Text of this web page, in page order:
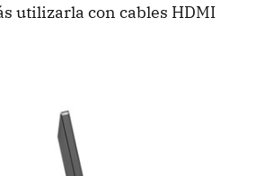
utilizarla con cables HDMI